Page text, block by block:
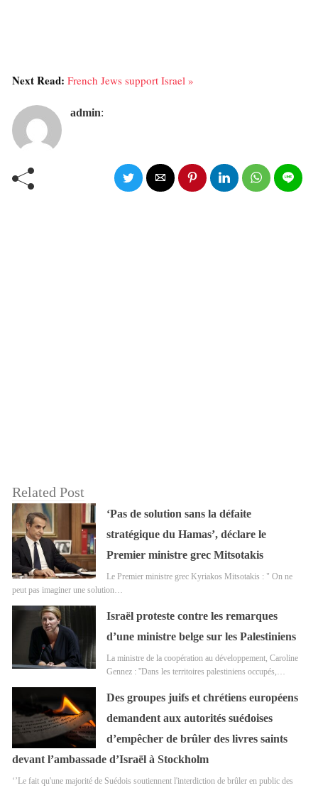
Next Read: French Jews support Israel »
admin:
Related Post
‘Pas de solution sans la défaite
stratégique du Hamas’, déclare le
Premier ministre grec Mitsotakis
Le Premier ministre grec Kyriakos Mitsotakis : " On ne
peut pas imaginer une solution…
Israël proteste contre les remarques
d’une ministre belge sur les Palestiniens
La ministre de la coopération au développement, Caroline
Gennez : ''Dans les territoires palestiniens occupés,…
Des groupes juifs et chrétiens européens
demandent aux autorités suédoises
d’empêcher de brûler des livres saints
devant l’ambassade d’Israël à Stockholm
‘’Le fait qu'une majorité de Suédois soutiennent l'interdiction de brûler en public des